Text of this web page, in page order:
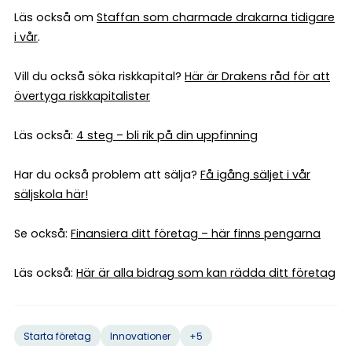
Läs också om Staffan som charmade drakarna tidigare
i vår.
Vill du också söka riskkapital? Här är Drakens råd för att
övertyga riskkapitalister
Läs också: 4 steg – bli rik på din uppfinning
Har du också problem att sälja? Få igång säljet i vår
säljskola här!
Se också: Finansiera ditt företag – här finns pengarna
Läs också: Här är alla bidrag som kan rädda ditt företag
Starta företag Innovationer
+5